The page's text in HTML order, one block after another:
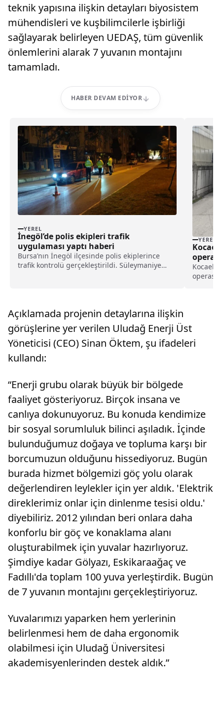
teknik yapısına ilişkin detayları biyosistem
mühendisleri ve kuşbilimcilerle işbirliği
sağlayarak belirleyen UEDAŞ, tüm güvenlik
önlemlerini alarak 7 yuvanın montajını
tamamladı.
HABER DEVAM EDIYOR
YEREL
İnegöl’de polis ekipleri trafik
uygulaması yaptı haberi
Bursa’nın İnegöl ilçesinde polis ekiplerince
trafik kontrolü gerçekleştirildi. Süleymaniye
YEREL
haberi
Kocaeli
Açıklamada projenin detaylarına ilişkin
görüşlerine yer verilen Uludağ Enerji Üst
Yöneticisi (CEO) Sinan Öktem, şu ifadeleri
kullandı:
“Enerji grubu olarak büyük bir bölgede
faaliyet gösteriyoruz. Birçok insana ve
canlıya dokunuyoruz. Bu konuda kendimize
bir sosyal sorumluluk bilinci aşıladık. İçinde
bulunduğumuz doğaya ve topluma karşı bir
borcumuzun olduğunu hissediyoruz. Bugün
burada hizmet bölgemizi göç yolu olarak
değerlendiren leylekler için yer aldık. 'Elektrik
direklerimiz onlar için dinlenme tesisi oldu.'
diyebiliriz. 2012 yılından beri onlara daha
konforlu bir göç ve konaklama alanı
oluşturabilmek için yuvalar hazırlıyoruz.
Şimdiye kadar Gölyazı, Eskikaraağaç ve
Fadıllı'da toplam 100 yuva yerleştirdik. Bugün
de 7 yuvanın montajını gerçekleştiriyoruz.
Yuvalarımızı yaparken hem yerlerinin
belirlenmesi hem de daha ergonomik
olabilmesi için Uludağ Üniversitesi
akademisyenlerinden destek aldık.”